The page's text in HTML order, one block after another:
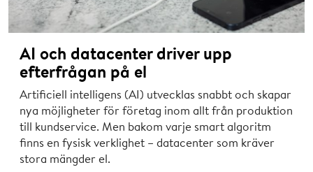
AI och datacenter driver upp
efterfrågan på el
Artificiell intelligens (AI) utvecklas snabbt och skapar
nya möjligheter för företag inom allt från produktion
till kundservice. Men bakom varje smart algoritm
finns en fysisk verklighet – datacenter som kräver
stora mängder el.